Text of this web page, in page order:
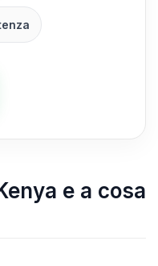
e a cosa